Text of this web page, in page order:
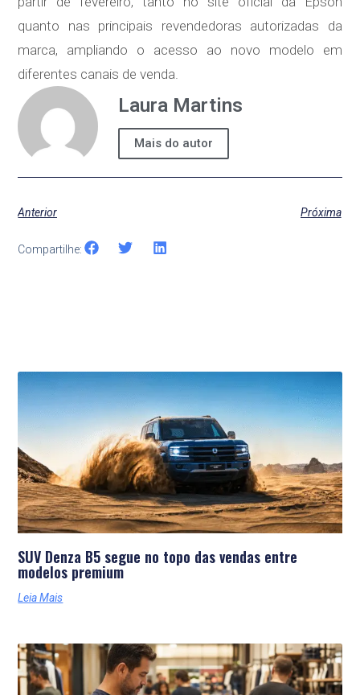
quanto nas principais revendedoras autorizadas da
marca, ampliando o acesso ao novo modelo em
diferentes canais de venda.
Laura Martins
Mais do autor
Anterior Próxima
Compartilhe:
Últimas Notícias
SUV Denza B5 segue no topo das vendas entre
modelos premium
Leia Mais